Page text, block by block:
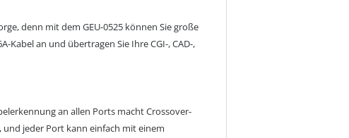
denn mit dem GEU-0525 können Sie große
Kabel an und übertragen Sie Ihre CGI-, CAD-,
an allen Ports macht Crossover-
jeder Port kann einfach mit einem